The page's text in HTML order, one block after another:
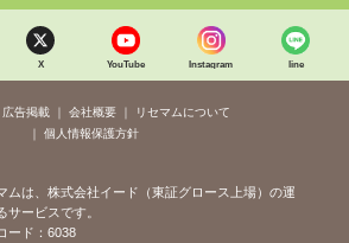
X YouTube Instagram line
広告掲載 会社概要
リセマムについて
個人情報保護方針
ムは、株式会社イード（東証グロース上場）の運
サービスです。
ード：6038